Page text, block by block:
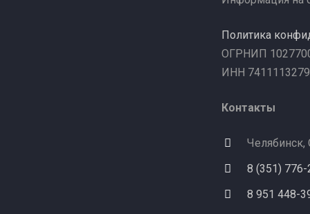
Политика
ОГРНИП
ИНН
Контакты
Челябинск,
8 (351)
8 951 448-